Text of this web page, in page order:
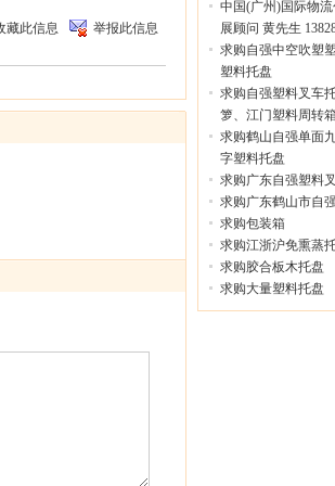
举报此信息
藏此信息
中国(广州)国际物
展顾问 黄先生
求购自强中空吹塑
塑料托盘
求购自强塑料叉车
箩、江门塑料周转箱
求购鹤山自强单面
字塑料托盘
求购广东自强塑料
求购广东鹤山市自
求购包装箱
求购江浙沪免熏蒸
求购胶合板木托盘
求购大量塑料托盘